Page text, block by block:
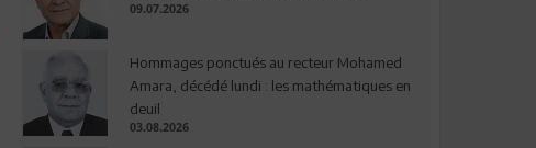
09.07.2026
Hommages ponctués au recteur Mohamed
Amara, décédé lundi : les mathématiques en
deuil
03.08.2026